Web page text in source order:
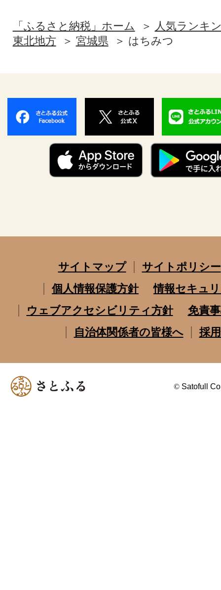
「ふるさと納税」ホーム
人気ランキ
東北地方
宮城県 はちみつ
サイトマップ
サイトポリシー
個人情報保護方針
情報セキュ
ウェブアクセシビリティ方針
免責
自治体関係者の皆様へ
採
© Satofull